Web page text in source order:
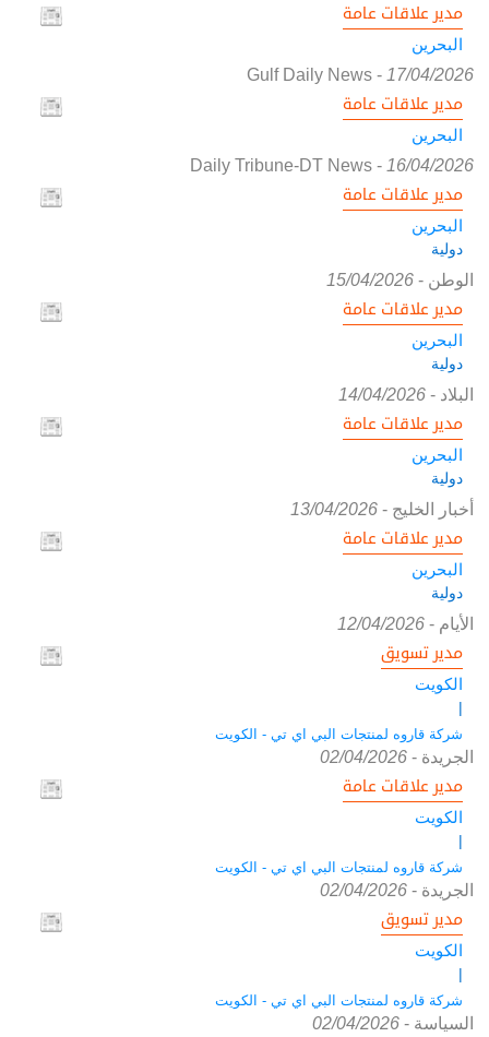
مدير علاقات عامة
البحرين
Gulf Daily News- 17/04/2026
مدير علاقات عامة
البحرين
Daily Tribune-DT News- 16/04/2026
مدير علاقات عامة
البحرين
دولية
الوطن -
15/04/2026
مدير علاقات عامة
البحرين
دولية
البلاد -
14/04/2026
مدير علاقات عامة
البحرين
دولية
أخبار الخليج -
13/04/2026
مدير علاقات عامة
البحرين
دولية
الأيام -
12/04/2026
مدير تسويق
الكويت
|
شركة قاروه لمنتجات البي اي تي - الكويت
الجريدة -
02/04/2026
مدير علاقات عامة
الكويت
|
شركة قاروه لمنتجات البي اي تي - الكويت
الجريدة -
02/04/2026
مدير تسويق
الكويت
|
شركة قاروه لمنتجات البي اي تي - الكويت
السياسة -
02/04/2026